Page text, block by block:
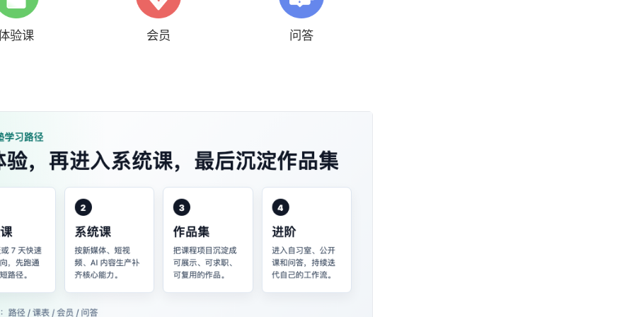
验课 会员 问答